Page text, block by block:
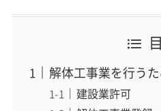
現場解説
解体アドバイザー歴15年、相
の不安を笑顔に変える現場の
な些細なことでも構いません」
精神でお客様一人ひとりと向
で心から安心できる業者選定
解体工事業を行う
建設業許可